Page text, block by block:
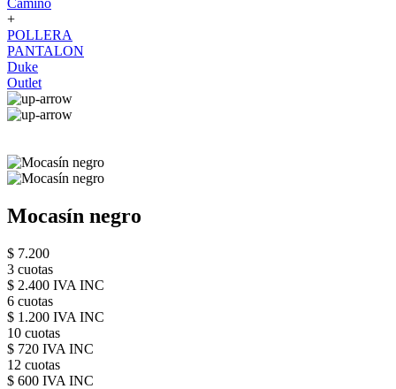
Camino
+
POLLERA
PANTALON
Duke
Outlet
Mocasín negro
$ 7.200
3 cuotas
$ 2.400 IVA INC
6 cuotas
$ 1.200 IVA INC
10 cuotas
$ 720 IVA INC
12 cuotas
$ 600 IVA INC